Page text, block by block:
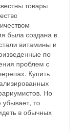
товары
была создана в
витамины и
по
проблем с
Купить
Но
убывает, то
в обычных